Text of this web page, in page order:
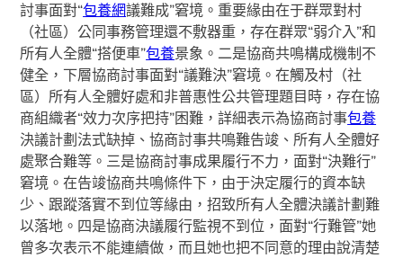
討事面對“包養網議難成”窘境。重要緣由在于群眾對村
（社區）公同事務管理還不敷器重，存在群眾“弱介入”和
所有人全體“搭便車”包養景象。二是協商共鳴構成機制不
健全，下層協商討事面對“議難決”窘境。在觸及村（社
區）所有人全體好處和非普惠性公共管理題目時，存在協
商組織者“效力次序把持”困難，詳細表示為協商討事包養
決議計劃法式缺掉、協商討事共鳴難告竣、所有人全體好
處聚合難等。三是協商討事成果履行不力，面對“決難行”
窘境。在告竣協商共鳴條件下，由于決定履行的資本缺
少、跟蹤落實不到位等緣由，招致所有人全體決議計劃難
以落地。四是協商決議履行監視不到位，面對“行難管”她
曾多次表示不能連續做，而且她也把不同意的理由說清楚